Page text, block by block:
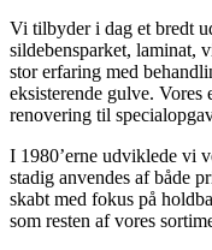
Vi tilbyder i dag et bredt
sildebensparket, laminat,
stor erfaring med
eksisterende gulve.
renovering til
I 1980’erne udviklede vi
stadig anvendes af både
skabt med fokus på
som resten af vores